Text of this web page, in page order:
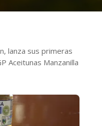
lanza sus primeras
Aceitunas Manzanilla